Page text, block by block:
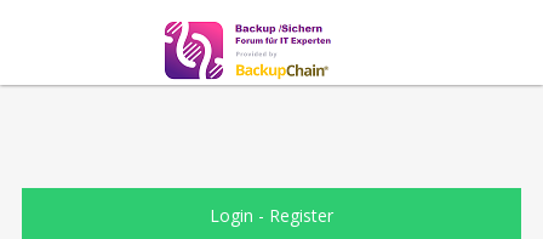
Login - Register